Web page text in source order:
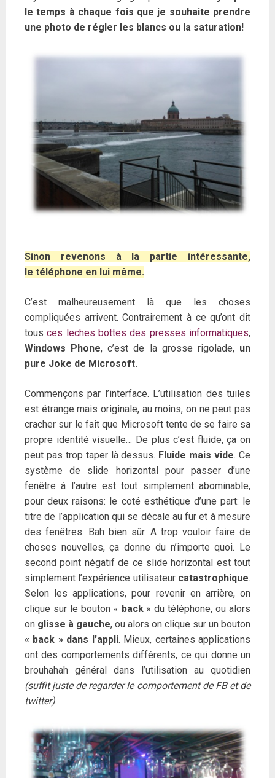
le temps à chaque fois que je souhaite prendre
une photo de régler les blancs ou la saturation!
Sinon revenons à la partie intéressante,
le téléphone en lui même.
C’est malheureusement là que les choses
compliquées arrivent. Contrairement à ce qu’ont dit
tousces leches bottes des presses informatiques,
Windows Phone, c’est de la grosse rigolade, un
pure Joke de Microsoft.
Commençons par l’interface. L’utilisation des tuiles
est étrange mais originale, au moins, on ne peut pas
cracher sur le fait que Microsoft tente de se faire sa
propre identité visuelle… De plus c’est fluide, ça on
peut pas trop taper là dessus. Fluide mais vide. Ce
système de slide horizontal pour passer d’une
fenêtre à l’autre est tout simplement abominable,
pour deux raisons: le coté esthétique d’une part: le
titre de l’application qui se décale au fur et à mesure
des fenêtres. Bah bien sûr. A trop vouloir faire de
choses nouvelles, ça donne du n’importe quoi. Le
second point négatif de ce slide horizontal est tout
simplement l’expérience utilisateur catastrophique.
Selon les applications, pour revenir en arrière, on
clique sur le bouton « back» du téléphone, ou alors
on glisse à gauche, ou alors on clique sur un bouton
« back » dans l’appli. Mieux, certaines applications
ont des comportements différents, ce qui donne un
brouhahah général dans l’utilisation au quotidien
(suffit juste de regarder le comportement de FB et de
twitter).